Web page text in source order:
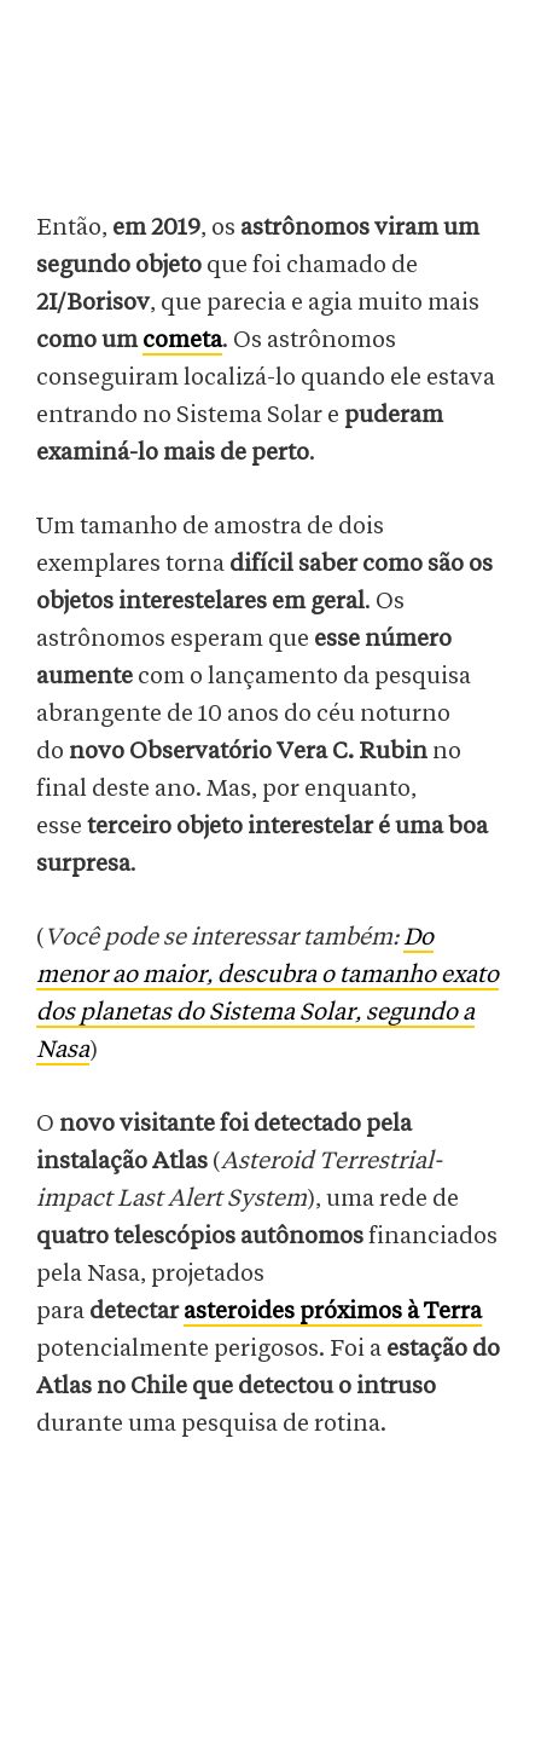
Então, em 2019, os astrônomos viram um
segundo objeto que foi chamado de
2I/Borisov, que parecia e agia muito mais
como umcometa. Os astrônomos
conseguiram localizá-lo quando ele estava
entrando no Sistema Solar e puderam
examiná-lo mais de perto.
Um tamanho de amostra de dois
exemplares torna difícil saber como são os
objetos interestelares em geral. Os
astrônomos esperam que esse número
aumente com o lançamento da pesquisa
abrangente de 10 anos do céu noturno
do novo Observatório Vera C. Rubin no
final deste ano. Mas, por enquanto,
esse terceiro objeto interestelar é uma boa
surpresa.
( Você pode se interessar também:Do
menor ao maior, descubra o tamanho exato
dos planetas do Sistema Solar, segundo a
Nasa)
O novo visitante foi detectado pela
instalação Atlas (Asteroid Terrestrial-
impact Last Alert System), uma rede de
quatro telescópios autônomosfinanciados
pela Nasa, projetados
para detectarasteroides próximos à Terra
potencialmente perigosos. Foi a estação do
Atlas no Chile que detectou o intruso
durante uma pesquisa de rotina.